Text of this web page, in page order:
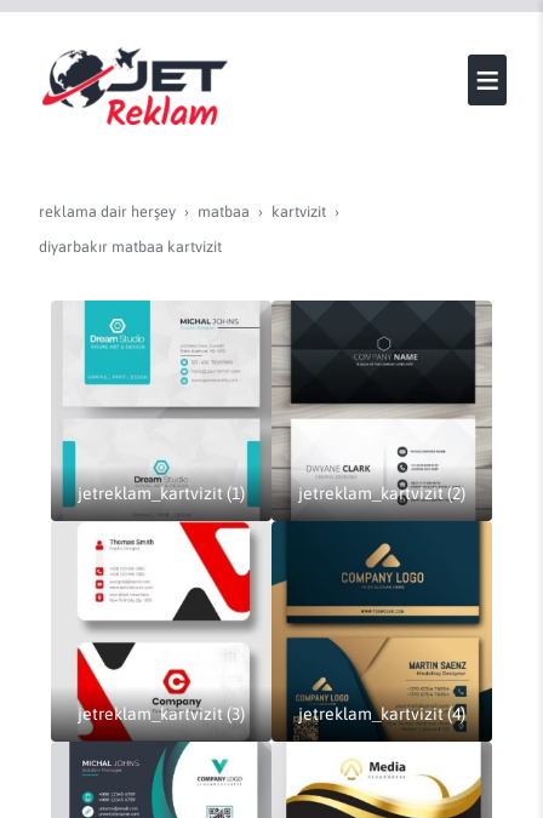
reklama dair herşey matbaa
kartvi̇zi̇t
diyarbakır matbaa kartvizit
jetreklam_kartvizit (1) jetreklam_kartvizit (2)
jetreklam_kartvizit (3) jetreklam_kartvizit (4)